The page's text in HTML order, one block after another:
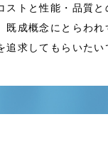
ストと性能・品質と
既成概念にとらわれ
追求してもらいたい